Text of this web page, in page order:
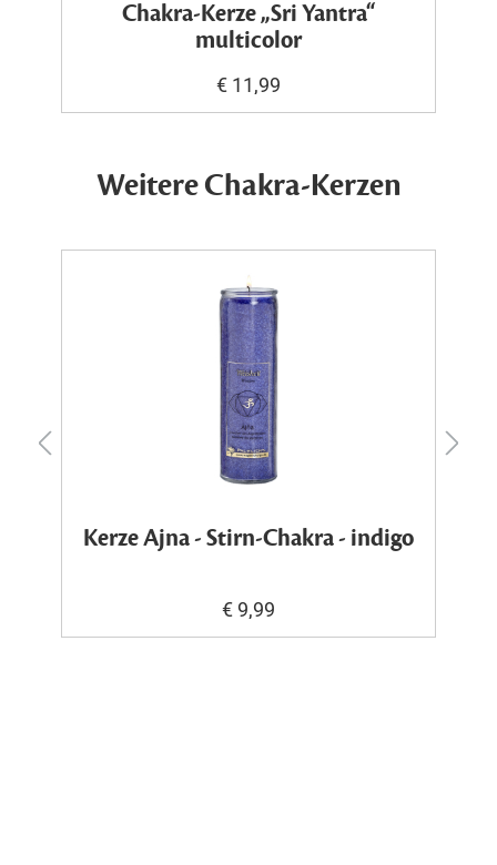
Chakra-Kerze „Sri Yantra“
multicolor
€ 11,99
Weitere Chakra-Kerzen
Kerze Ajna - Stirn-Chakra - indigo
€ 9,99